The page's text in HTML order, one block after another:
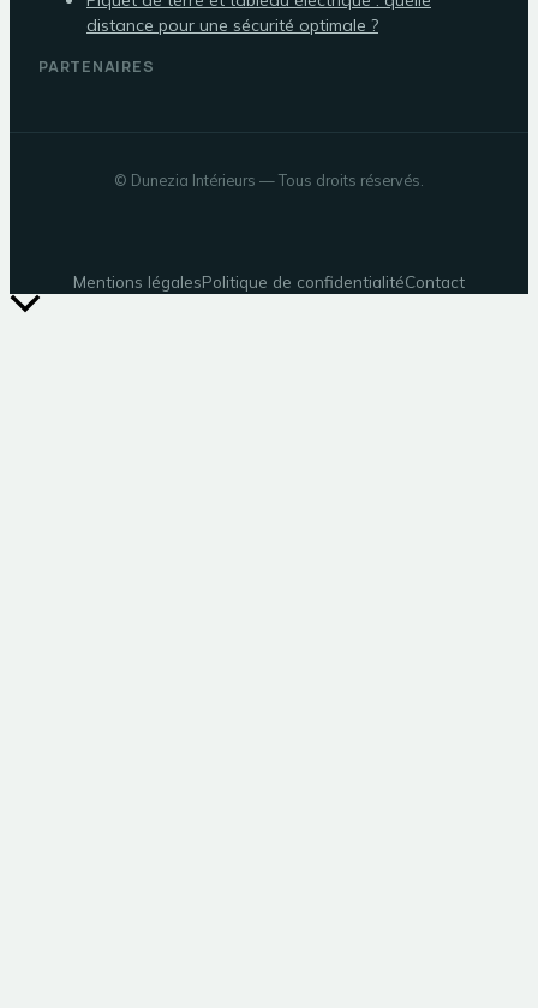
distance pour une sécurité optimale ?
PARTENAIRES
© Dunezia Intérieurs — Tous droits réservés.
Mentions légalesPolitique de confidentialitéContact